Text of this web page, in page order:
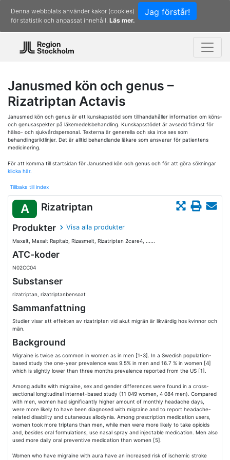
Jag förstår!
Denna webbplats använder kakor (cookies)
för statistik och anpassat innehåll. Läs mer.
Janusmed kön och genus –
Rizatriptan Actavis
Janusmed kön och genus är ett kunskapsstöd som tillhandahåller information om köns-
och genusaspekter på läkemedelsbehandling. Kunskapsstödet är avsedd främst för
hälso- och sjukvårdspersonal. Texterna är generella och ska inte ses som
behandlingsriktlinjer. Det är alltid behandlande läkare som ansvarar för patientens
medicinering.
För att komma till startsidan för Janusmed kön och genus och för att göra sökningar
klicka här.
Tillbaka till index
A Rizatriptan
Produkter Visa alla produkter
Maxalt, Maxalt Rapitab, Rizasmelt, Rizatriptan 2care4, ......
ATC-koder
N02CC04
Substanser
rizatriptan, rizatriptanbensoat
Sammanfattning
Studier visar att effekten av rizatriptan vid akut migrän är likvärdig hos kvinnor och
män.
Background
Migraine is twice as common in women as in men [1-3]. In a Swedish population-
based study the one-year prevalence was 9.5% in men and 16.7 % in women [4]
which is slightly lower than three months prevalence reported from the US [1].
Among adults with migraine, sex and gender differences were found in a cross-
sectional longitudinal internet-based study (11 049 women, 4 084 men). Compared
with men, women had significantly higher amount of monthly headache days,
were more likely to have been diagnosed with migraine and to report headache-
related disability and cutaneous allodynia. Among prescription medication users,
women took more triptans than men, while men were more likely to take opioids
and, besides oral formulations, use nasal spray and injectable medication. Men also
used more daily oral preventive medication than women [5].
Women who have migraine with aura have an increased risk of ischemic stroke